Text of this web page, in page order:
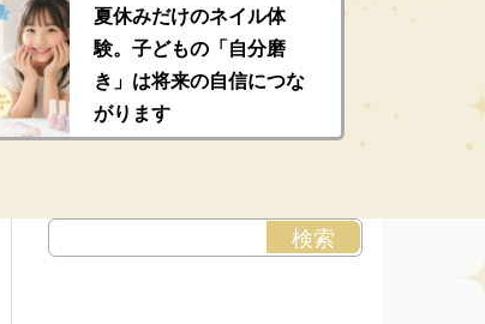
夏休みだけのネイル体
験。子どもの「自分磨
き」は将来の自信につな
がります